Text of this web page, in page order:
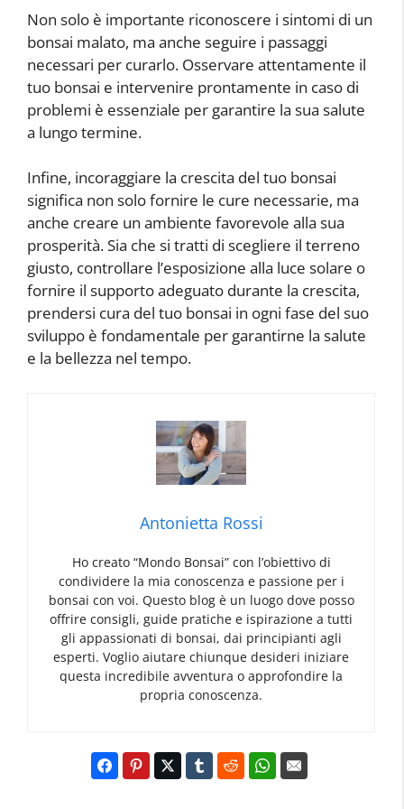
Non solo è importante riconoscere i sintomi di un
bonsai malato, ma anche seguire i passaggi
necessari per curarlo. Osservare attentamente il
tuo bonsai e intervenire prontamente in caso di
problemi è essenziale per garantire la sua salute
a lungo termine.
Infine, incoraggiare la crescita del tuo bonsai
significa non solo fornire le cure necessarie, ma
anche creare un ambiente favorevole alla sua
prosperità. Sia che si tratti di scegliere il terreno
giusto, controllare l’esposizione alla luce solare o
fornire il supporto adeguato durante la crescita,
prendersi cura del tuo bonsai in ogni fase del suo
sviluppo è fondamentale per garantirne la salute
e la bellezza nel tempo.
Antonietta Rossi
Ho creato “Mondo Bonsai” con l’obiettivo di
condividere la mia conoscenza e passione per i
bonsai con voi. Questo blog è un luogo dove posso
offrire consigli, guide pratiche e ispirazione a tutti
gli appassionati di bonsai, dai principianti agli
esperti. Voglio aiutare chiunque desideri iniziare
questa incredibile avventura o approfondire la
propria conoscenza.